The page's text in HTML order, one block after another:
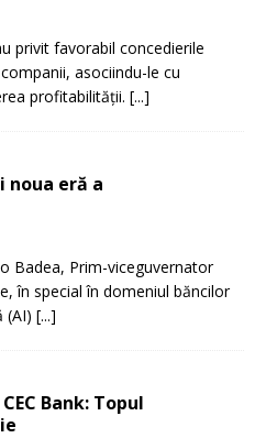
privit favorabil concedierile
asociindu-le cu
profitabilității. [...]
eră a
Badea, Prim-viceguvernator
în special în domeniul băncilor
(AI) [...]
Bank: Topul